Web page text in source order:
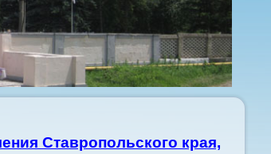
Ставропольского края,